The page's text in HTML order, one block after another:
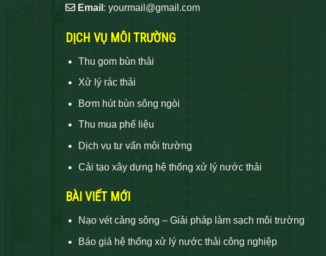
Email : yourmail@gmail.com
DỊCH VỤ MÔI TRƯỜNG
Thu gom bùn thải
Xử lý rác thải
Bơm hút bùn sông ngòi
Thu mua phế liệu
Dịch vụ tư vấn môi trường
Cải tạo xây dựng hệ thống xử lý nước thải
BÀI VIẾT MỚI
Nạo vét cảng sông – Giải pháp làm sạch môi trường
Báo giá hệ thống xử lý nước thải công nghiệp